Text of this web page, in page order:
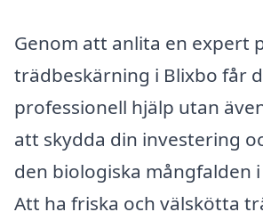
Genom att anlita en expert
trädbeskärning i Blixbo får
professionell hjälp utan
att skydda din investering
den biologiska mångfalden
Att ha friska och välskötta